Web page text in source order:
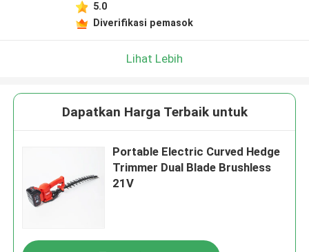
5.0
Diverifikasi pemasok
Lihat Lebih
Dapatkan Harga Terbaik untuk
Portable Electric Curved Hedge
Trimmer Dual Blade Brushless
21V